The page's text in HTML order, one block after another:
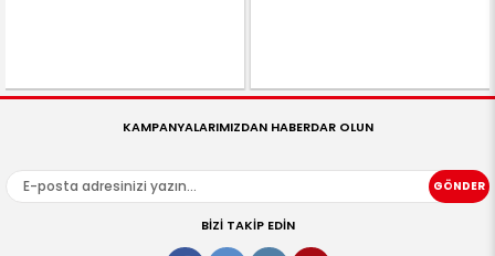
KAMPANYALARIMIZDAN HABERDAR OLUN
GÖNDER
BİZİ TAKİP EDİN